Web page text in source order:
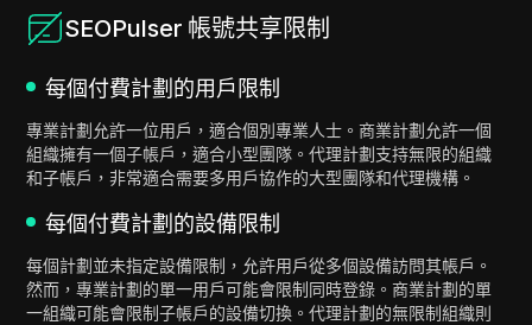
SEOPulser 帳號共享限制
每個付費計劃的用戶限制
專業計劃允許一位用戶，適合個別專業人士。商業計劃允許一個
組織擁有一個子帳戶，適合小型團隊。代理計劃支持無限的組織
和子帳戶，非常適合需要多用戶協作的大型團隊和代理機構。
每個付費計劃的設備限制
每個計劃並未指定設備限制，允許用戶從多個設備訪問其帳戶。
然而，專業計劃的單一用戶可能會限制同時登錄。商業計劃的單
一組織可能會限制子帳戶的設備切換。代理計劃的無限制組織則